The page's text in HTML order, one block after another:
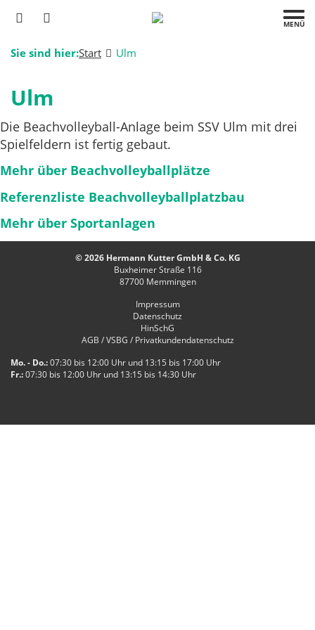
MENÜ
Sie sind hier:Start Ulm
Ulm
Die Beachvolleyball-Anlage beim SSV Ulm mit drei
Spielfeldern ist fertig gebaut.
Mehr über Beachvolleyballplätze
Referenzliste Beachvolleyballplatzbau
Mehr über Sportanlagen
© 2026 Hermann Kutter GmbH & Co. KG
Buxheimer Straße 116
87700Memmingen
Impressum
Datenschutz
HinSchG
AGB / VSBG / Privatkundendatenschutz
Mo. - Do.:07:30 bis 12:00 Uhr und 13:15 bis 17:00 Uhr
Fr.:07:30 bis 12:00 Uhr und 13:15 bis 14:30 Uhr